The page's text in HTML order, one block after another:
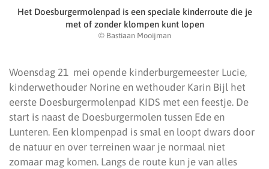
Het Doesburgermolenpad is een speciale kinderroute die je
met of zonder klompen kunt lopen
© Bastiaan Mooijman
Woensdag 21 mei opende kinderburgemeester Lucie,
kinderwethouder Norine en wethouder Karin Bijl het
eerste Doesburgermolenpad KIDS met een feestje. De
start is naast de Doesburgermolen tussen Ede en
Lunteren. Een klompenpad is smal en loopt dwars door
de natuur en over terreinen waar je normaal niet
zomaar mag komen. Langs de route kun je van alles